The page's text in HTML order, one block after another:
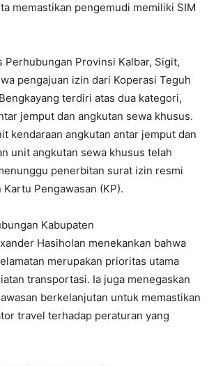
memastikan pengemudi memiliki SIM
Perhubungan Provinsi Kalbar, Sigit,
pengajuan izin dari Koperasi Teguh
terdiri atas dua kategori,
jemput dan angkutan sewa khusus.
kendaraan angkutan antar jemput dan
unit angkutan sewa khusus telah
penerbitan surat izin resmi
Pengawasan (KP).
Kabupaten
Hasiholan menekankan bahwa
merupakan prioritas utama
transportasi. Ia juga menegaskan
berkelanjutan untuk memastikan
travel terhadap peraturan yang